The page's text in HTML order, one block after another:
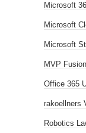
Microsoft
Microsoft
Microsoft
MVP
Office 365
rakoellners
Robotics